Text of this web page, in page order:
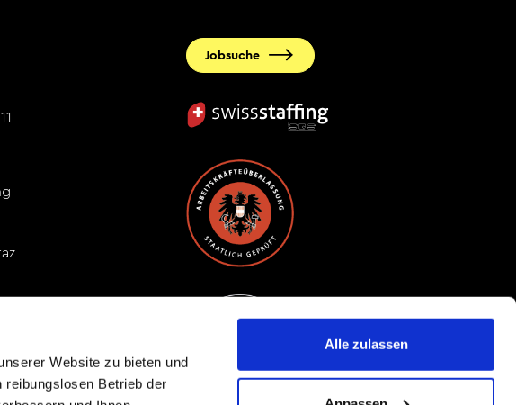
Website zu bieten und
Betrieb der
Alle zulassen
Jobsuche